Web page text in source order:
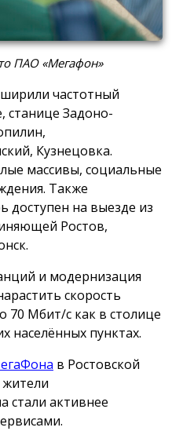
ПАО «Мегафон»
частотный
станице Задоно-
Кузнецовка.
массивы, социальные
Также
доступен на выезде из
Ростов,
и модернизация
скорость
70 Мбит/с как в столице
населённых пунктах.
в Ростовской
жители
стали активнее